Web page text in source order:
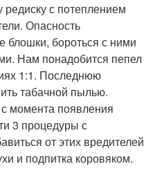
с потеплением
Опасность
блошки, бороться с ними
Нам понадобится пепел
1:1. Последнюю
табачной пылью.
момента появления
3 процедуры с
от этих вредителей
и подпитка коровяком.